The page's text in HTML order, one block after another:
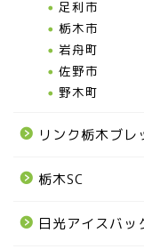
足利市
栃木市
岩舟町
佐野市
野木町
リンク栃木ブレ
栃木SC
日光アイスバッ